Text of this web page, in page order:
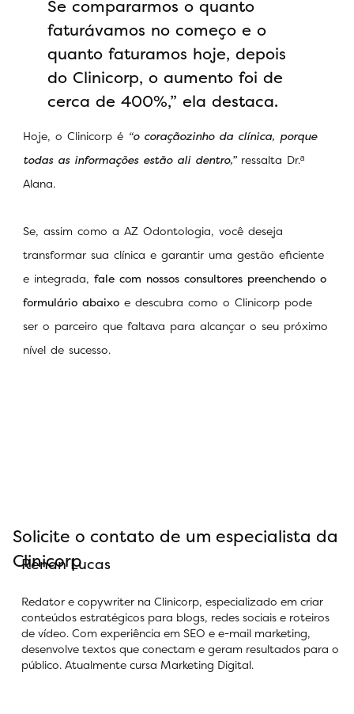
Se compararmos o quanto
faturávamos no começo e o
quanto faturamos hoje, depois
do Clinicorp, o aumento foi de
cerca de 400%,” ela destaca.
Hoje, o Clinicorp é “o coraçãozinho da clínica, porque
todas as informações estão ali dentro,” ressalta Dr.ᵃ
Alana.
Se, assim como a AZ Odontologia, você deseja
transformar sua clínica e garantir uma gestão eficiente
e integrada, fale com nossos consultores preenchendo o
formulário abaixo e descubra como o Clinicorp pode
ser o parceiro que faltava para alcançar o seu próximo
nível de sucesso.
Solicite o contato de um especialista da
Clinicorp
Renan Lucas
Redator e copywriter na Clinicorp, especializado em criar
conteúdos estratégicos para blogs, redes sociais e roteiros
de vídeo. Com experiência em SEO e e-mail marketing,
desenvolve textos que conectam e geram resultados para o
público. Atualmente cursa Marketing Digital.